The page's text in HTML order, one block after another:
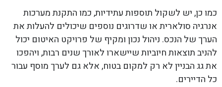
כמו כן, יש לשקול תוספות עתידיות, כמו התקנת מערכות
אנרגיה סולארית או שדרוגים נוספים שיכולים להעלות את
הערך של הנכס. ניהול נכון ומקיף של פרויקט האיטום יכול
להניב תוצאות חיוביות שיישארו לאורך שנים רבות, ויהפכו
את גג הבניין לא רק למקום בטוח, אלא גם לערך מוסף עבור
כל הדיירים.